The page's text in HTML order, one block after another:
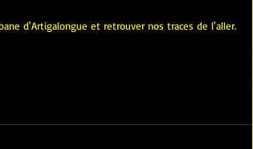
d'Artigalongue et retrouver nos traces de l'aller.